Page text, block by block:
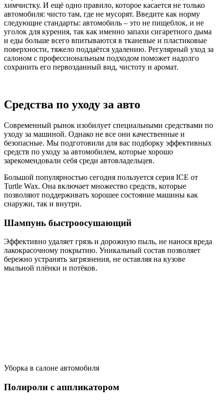
химчистку. И ещё одно правило, которое касается не только
автомобиля: чисто там, где не мусорят. Введите как норму
следующие стандарты: автомобиль – это не пищеблок, и не
уголок для курения, так как именно запахи сигаретного дыма
и еды больше всего впитываются в тканевые и пластиковые
поверхности, тяжело поддаётся удалению. Регулярный уход за
салоном с профессиональным подходом поможет надолго
сохранить его первозданный вид, чистоту и аромат.
Средства по уходу за авто
Современный рынок изобилует специальными средствами по
уходу за машиной. Однако не все они качественные и
безопасные. Мы подготовили для вас подборку эффективных
средств по уходу за автомобилем, которые хорошо
зарекомендовали себя среди автовладельцев.
Большой популярностью сегодня пользуется серия ICE от
Turtle Wax. Она включает множество средств, которые
позволяют поддерживать хорошее состояние машины как
снаружи, так и внутри.
Шампунь быстроосушающий
Эффективно удаляет грязь и дорожную пыль, не нанося вреда
лакокрасочному покрытию. Уникальный состав позволяет
бережно устранять загрязнения, не оставляя на кузове
мыльной плёнки и потёков.
Уборка в салоне автомобиля
Полироли с аппликатором